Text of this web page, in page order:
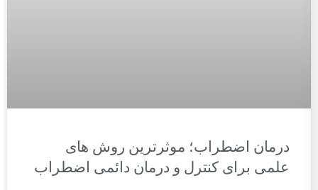
درمان اضطراب؛ موثرترین روش های
علمی برای کنترل و درمان دائمی اضطراب